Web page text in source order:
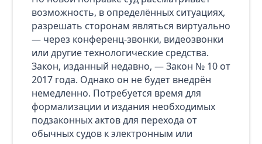
возможность, в определённых ситуациях,
разрешать сторонам являться виртуально
— через конференц‑звонки, видеозвонки
или другие технологические средства.
Закон, изданный недавно, — Закон № 10 от
2017 года. Однако он не будет внедрён
немедленно. Потребуется время для
формализации и издания необходимых
подзаконных актов для перехода от
обычных судов к электронным или